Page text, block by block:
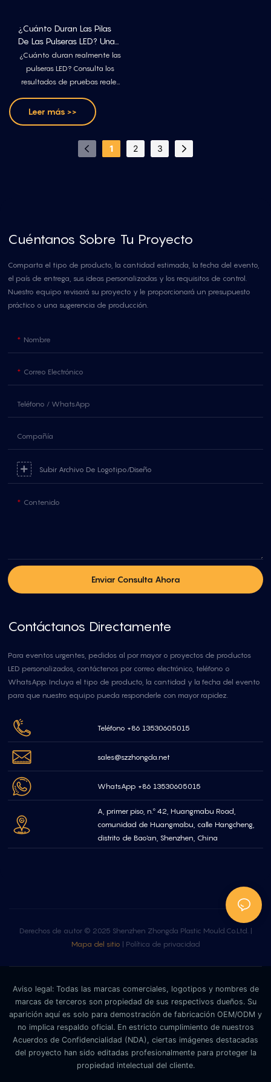
¿Cuánto Duran Las Pilas
De Las Pulseras LED? Una
Guía Para Eventos De Uno
O Varios Días.
¿Cuánto duran realmente las
pulseras LED? Consulta los
resultados de pruebas reales
AAA de zinc-carbono y pilas
de botón, además de
eventos de varios días.
Leer más >>
1 2 3
Cuéntanos Sobre Tu Proyecto
Comparta el tipo de producto, la cantidad estimada, la fecha del evento,
el país de entrega, sus ideas personalizadas y los requisitos de control.
Nuestro equipo revisará su proyecto y le proporcionará un presupuesto
práctico o una sugerencia de producción.
Nombre
Correo Electrónico
Teléfono / WhatsApp
Compañía
Subir Archivo De Logotipo/diseño
Contenido
Enviar Consulta Ahora
Contáctanos Directamente
Para eventos urgentes, pedidos al por mayor o proyectos de productos
LED personalizados, contáctenos por correo electrónico, teléfono o
WhatsApp. Incluya el tipo de producto, la cantidad y la fecha del evento
para que nuestro equipo pueda responderle con mayor rapidez.
Teléfono +86 13530605015
sales@szzhongda.net
WhatsApp +86 13530605015
A, primer piso, n.º 42, Huangmabu Road,
comunidad de Huangmabu, calle Hangcheng,
distrito de Bao'an, Shenzhen, China
Derechos de autor © 2025 Shenzhen Zhongda Plastic Mould.Co.Ltd. |
Mapa del sitio | Política de privacidad
Aviso legal: Todas las marcas comerciales, logotipos y nombres de
marcas de terceros son propiedad de sus respectivos dueños. Su
aparición aquí es solo para demostración de fabricación OEM/ODM y
no implica respaldo oficial. En estricto cumplimiento de nuestros
Acuerdos de Confidencialidad (NDA), ciertas imágenes destacadas
del proyecto han sido editadas profesionalmente para proteger la
propiedad intelectual del cliente.